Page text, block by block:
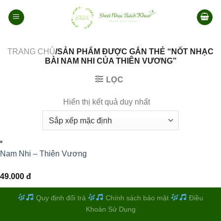
qua
TRANG CHỦ/SẢN PHẨM ĐƯỢC GẮN THẺ “NỐT NHẠC
BÀI NAM NHI CỦA THIÊN VƯƠNG”
LỌC
Hiển thị kết quả duy nhất
Nam Nhi – Thiên Vương
49.000 đ
Quy định đổi trả Chính sách bảo mật
Điều
Khoản Sử Dụng